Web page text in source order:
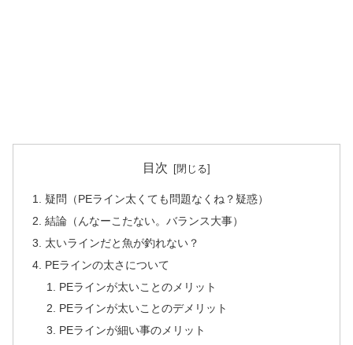
目次
疑問（PEライン太くても問題なくね？疑惑）
結論（んなーこたない。バランス大事）
太いラインだと魚が釣れない？
PEラインの太さについて
PEラインが太いことのメリット
PEラインが太いことのデメリット
PEラインが細い事のメリット